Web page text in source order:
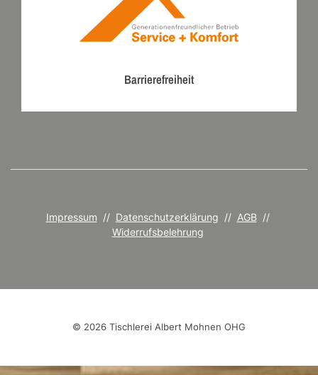
Barrierefreiheit
Impressum // Datenschutzerklärung // AGB//
Widerrufsbelehrung
© 2026 Tischlerei Albert Mohnen OHG